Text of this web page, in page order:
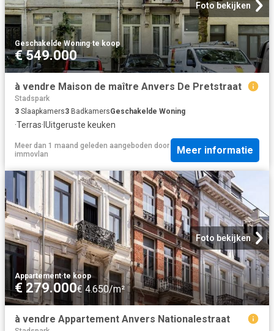
Foto bekijken
Geschakelde Woning·te koop
€ 549.000
à vendre Maison de maître Anvers De Pretstraat
Stadspark
3 Slaapkamers3 BadkamersGeschakelde Woning
·Terras· IUitgeruste keuken
Meer dan 1 maand geleden aangeboden door
immovlan
Meer informatie
Foto bekijken
Appartement·te koop
€ 279.000€ 4.650/m²
à vendre Appartement Anvers Nationalestraat